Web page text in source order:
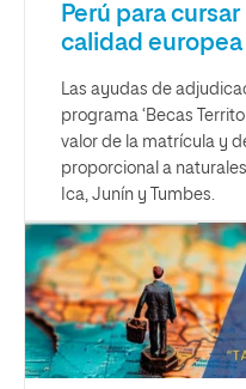
Perú para
calidad europea
Las ayudas de
programa ‘Becas
valor de la matrícula y
proporcional a
Ica, Junín y Tumbes.